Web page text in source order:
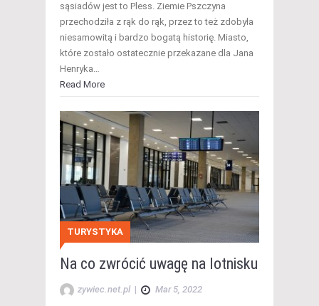
sąsiadów jest to Pless. Ziemie Pszczyna
przechodziła z rąk do rąk, przez to też zdobyła
niesamowitą i bardzo bogatą historię. Miasto,
które zostało ostatecznie przekazane dla Jana
Henryka…
Read More
TURYSTYKA
Na co zwrócić uwagę na lotnisku
zywiec.net.pl | Mar 5, 2022